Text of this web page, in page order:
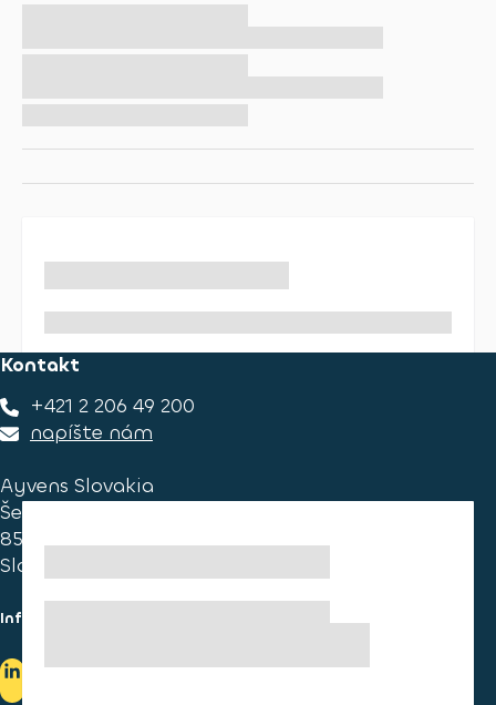
Kontakt
+421 2 206 49 200
napíšte nám
Ayvens Slovakia
Ševčenkova 34
851 01 Bratislava
Slovakia
Informace pro spotřebitele